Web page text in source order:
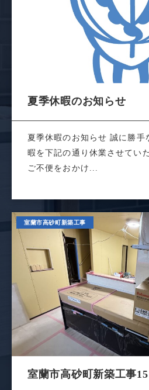
夏季休暇のお知らせ
夏季休暇のお知らせ 誠に勝手
暇を下記の通り休業させてい
ご不便をおかけ...
室蘭市高砂町新築工事
室蘭市高砂町新築工事15